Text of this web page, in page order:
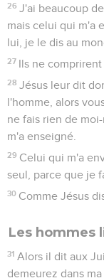
26 J'ai beaucoup
mais celui qui m'a
lui, je le dis au
27 Ils ne comprirent
28 Jésus leur dit
l'homme, alors
ne fais rien de
m'a enseigné.
29 Celui qui m'a
seul, parce que je
30 Comme Jésus
Les hommes
31 Alors il dit aux
demeurez dans